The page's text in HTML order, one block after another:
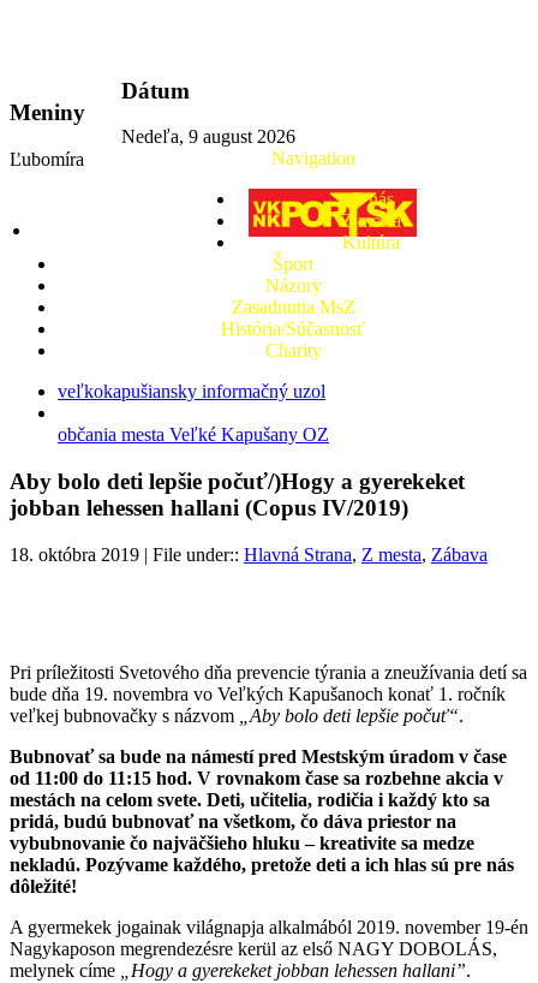
Meniny
Ľubomíra
Dátum
Nedeľa, 9 august 2026
Navigation
O nás
Z mesta
Kultúra
Šport
Názory
Zasadnutia MsZ
História/Súčasnosť
Charity
veľkokapušiansky informačný uzol
občania mesta Veľké Kapušany OZ
Aby bolo deti lepšie počuť/)Hogy a gyerekeket
jobban lehessen hallani (Copus IV/2019)
18. októbra 2019 | File under:: Hlavná Strana, Z mesta, Zábava
Pri príležitosti Svetového dňa prevencie týrania a zneužívania detí sa
bude dňa 19. novembra vo Veľkých Kapušanoch konať 1. ročník
veľkej bubnovačky s názvom
„Aby bolo deti lepšie počuť“.
Bubnovať sa bude na námestí pred Mestským úradom v čase
od 11:00 do 11:15 hod. V rovnakom čase sa rozbehne akcia v
mestách na celom svete. Deti, učitelia, rodičia i každý kto sa
pridá, budú bubnovať na všetkom, čo dáva priestor na
vybubnovanie čo najväčšieho hluku – kreativite sa medze
nekladú. Pozývame každého, pretože deti a ich hlas sú pre nás
dôležité!
A gyermekek jogainak világnapja alkalmából 2019. november 19-én
Nagykaposon megrendezésre kerül az első NAGY DOBOLÁS,
melynek címe
„Hogy a gyerekeket jobban lehessen hallani”.